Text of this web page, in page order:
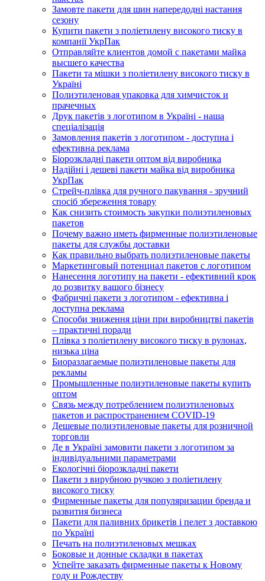
Замовте пакети для шин напередодні настання
сезону
Купити пакети з поліетилену високого тиску в
компанії УкрПак
Отправляйте клиентов домой с пакетами майка
высшего качества
Пакети та мішки з поліетилену високого тиску в
Україні
Полиэтиленовая упаковка для химчисток и
прачечных
Друк пакетів з логотипом в Україні - наша
спеціалізація
Замовлення пакетів з логотипом - доступна і
ефективна реклама
Біорозкладні пакети оптом від виробника
Надійні і дешеві пакети майка від виробника
УкрПак
Стрейч-плівка для ручного пакування - зручний
спосіб збереження товару
Как снизить стоимость закупки полиэтиленовых
пакетов
Почему важно иметь фирменные полиэтиленовые
пакеты для службы доставки
Как правильно выбрать полиэтиленовые пакеты
Маркетинговый потенциал пакетов с логотипом
Нанесення логотипу на пакети - ефективний крок
до розвитку вашого бізнесу
Фабричні пакети з логотипом - ефективна і
доступна реклама
Способи зниження ціни при виробництві пакетів
– практичні поради
Плівка з поліетилену високого тиску в рулонах,
низька ціна
Биоразлагаемые полиэтиленовые пакеты для
рекламы
Промышленные полиэтиленовые пакеты купить
оптом
Связь между потреблением полиэтиленовых
пакетов и распространением COVID-19
Дешевые полиэтиленовые пакеты для розничной
торговли
Де в Україні замовити пакети з логотипом за
індивідуальними параметрами
Екологічні біорозкладні пакети
Пакети з вирубною ручкою з поліетилену
високого тиску
Фирменные пакеты для популяризации бренда и
развития бизнеса
Пакети для паливних брикетів і пелет з доставкою
по Україні
Печать на полиэтиленовых мешках
Боковые и донные складки в пакетах
Успейте заказать фирменные пакеты к Новому
году и Рождеству